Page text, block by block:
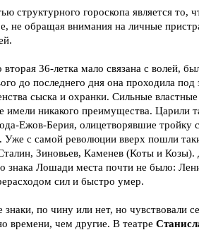
структурного гороскопа является то,
не обращая внимания на личные
36-летка мало связана с волей,
до последнего дня она проходила под
сыска и охранки. Сильные
имели никакого преимущества. Царили
Ежов-Берия, олицетворявшие тройку
Уже с самой революции вверх пошли
Зиновьев, Каменев (Коты и Козы).
знака Лошади места почти не было:
сил и быстро умер.
по чину или нет, но чувствовали
времени, чем другие. В театре